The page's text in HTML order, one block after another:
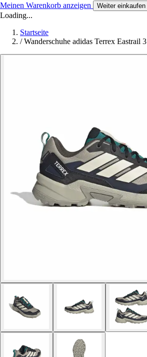
Meinen Warenkorb anzeigen Weiter einkaufen
Loading...
Startseite
/ Wanderschuhe adidas Terrex Eastrail 3